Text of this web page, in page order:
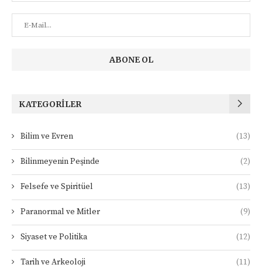
KATEGORILER
Bilim ve Evren (13)
Bilinmeyenin Peşinde (2)
Felsefe ve Spiritüel (13)
Paranormal ve Mitler (9)
Siyaset ve Politika (12)
Tarih ve Arkeoloji (11)